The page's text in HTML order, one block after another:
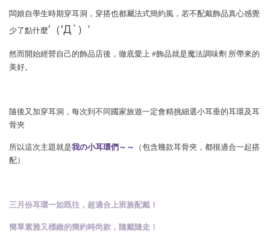
闆娘自學生時期穿耳洞，穿搭也都屬法式簡約風，若不配戴飾品真心感覺
少了點什麼’（′Д`）’
然而開始經營自己的飾品店後，徹底愛上 #飾品就是魔法調味劑 所帶來的
美好。
隨後又加穿耳洞，每次到不同國家旅遊一定會精挑細選小耳垂的耳環及耳
骨夾
所以這次主題就是我の小耳環們～～
（包含幾款耳骨夾，都很適合一起搭
配）
三月份耳環一如既往，超適合上班族配戴！
簡單素雅又標緻的簡約時尚款，隨戴隨走！